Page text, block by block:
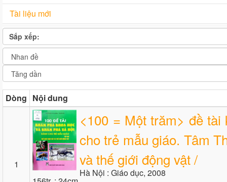
Tài liệu mới
Sắp xếp:
Dòng Nội dung
1
<100 = Một trăm> đề
cho trẻ mẫu giáo. Tâm
và thế giới động vật /
Hà Nội : Giáo dục, 2008